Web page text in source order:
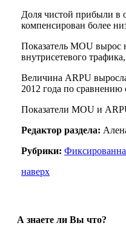
Доля чистой прибыли в
компенсирован более
Показатель MOU вырос
внутрисетевого
Величина ARPU
2012 года по
Показатели MOU и
Редактор раздела:
Рубрики:
наверх
А знаете ли Вы что?